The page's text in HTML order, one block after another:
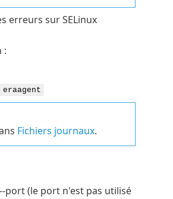
erreurs sur SELinux
:
Fichiers journaux.
port (le port n'est pas utilisé